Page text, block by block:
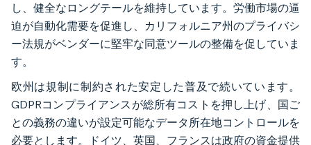
し、健全なロングテールを維持しています。労働市場の逼
迫が自動化需要を促進し、カリフォルニア州のプライバシ
ー法規がベンダーに堅牢な同意ツールの整備を促していま
す。
欧州は規制に制約された安定した普及で続いています。
GDPRコンプライアンスが総所有コストを押し上げ、国ご
との義務の違いが設定可能なデータ所在地コントロールを
必要とします。ドイツ、英国、フランスは政府の資金提供